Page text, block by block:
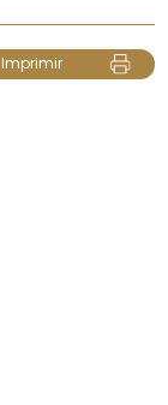
Imprimir